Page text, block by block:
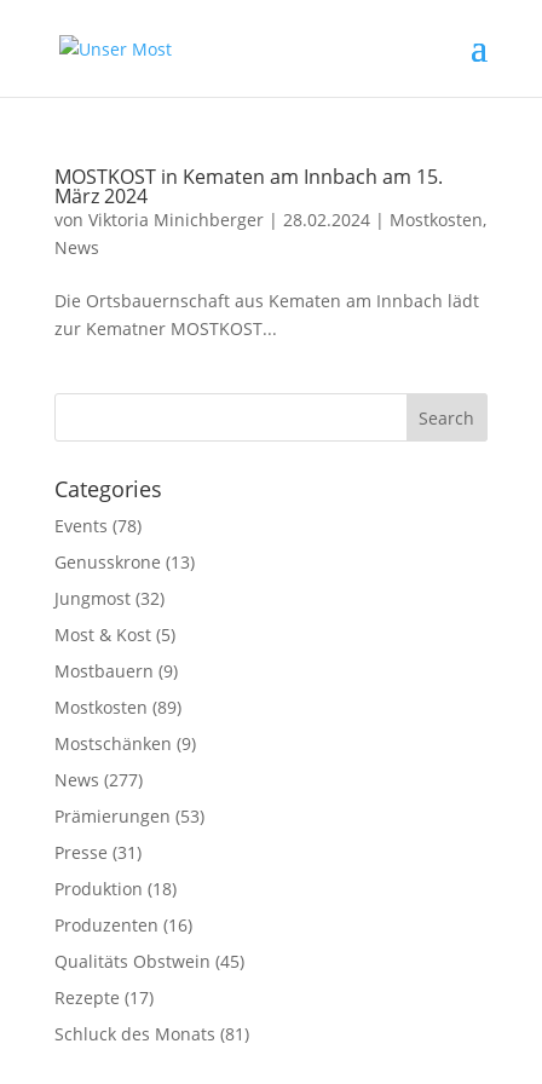
MOSTKOST in Kematen am Innbach am 15.
März 2024
von Viktoria Minichberger| 28.02.2024| Mostkosten,
News
Die Ortsbauernschaft aus Kematen am Innbach lädt
zur Kematner MOSTKOST...
Categories
Events (78)
Genusskrone (13)
Jungmost(32)
Most & Kost(5)
Mostbauern (9)
Mostkosten (89)
Mostschänken (9)
News (277)
Prämierungen (53)
Presse (31)
Produktion (18)
Produzenten (16)
Qualitäts Obstwein (45)
Rezepte (17)
Schluck des Monats (81)